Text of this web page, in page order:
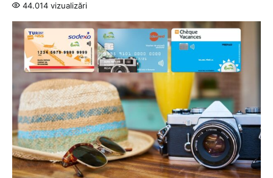
44.014 vizualizări